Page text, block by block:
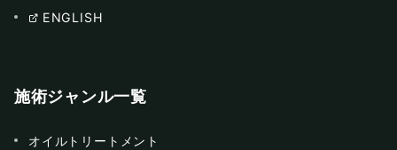
ENGLISH
施術ジャンル一覧
オイルトリートメント